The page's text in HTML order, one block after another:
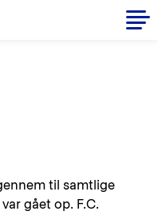
til samtlige
gået op. F.C.